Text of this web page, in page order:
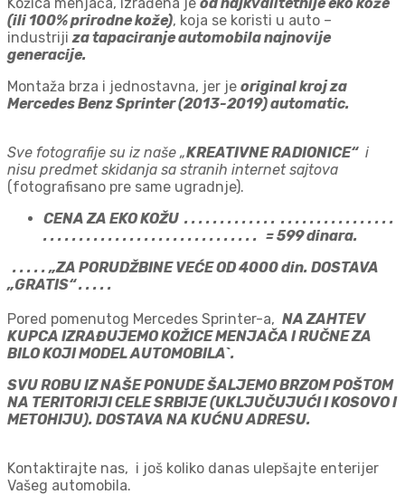
(ili 100% prirodne kože), koja se koristi u auto –
industriji za tapaciranje automobila najnovije
generacije.
Montaža brza i jednostavna, jer je original kroj za
Mercedes Benz Sprinter (2013-2019) automatic.
Sve fotografije su iz naše „KREATIVNE RADIONICE“i
nisu predmet skidanja sa stranih internet sajtova
(fotografisano pre same ugradnje).
CENA ZA EKO KOŽU . . . . . . . . . . . . . . . . . . . . . . . . . . . . .
. . . . . . . . . . . . . . . . . . . . . . . . . . . . . . = 599 dinara.
. . . . . „ZA PORUDŽBINE VEĆE OD 4000 din. DOSTAVA
„GRATIS“ . . . . .
Pored pomenutog Mercedes Sprinter-a, NA ZAHTEV
KUPCA IZRAĐUJEMO KOŽICE MENJAČA I RUČNE ZA
BILO KOJI MODEL AUTOMOBILA`.
SVU ROBU IZ NAŠE PONUDE ŠALJEMO BRZOM POŠTOM
NA TERITORIJI CELE SRBIJE (UKLJUČUJUĆI I KOSOVO I
METOHIJU). DOSTAVA NA KUĆNU ADRESU.
Kontaktirajte nas, i još koliko danas ulepšajte enterijer
Vašeg automobila.